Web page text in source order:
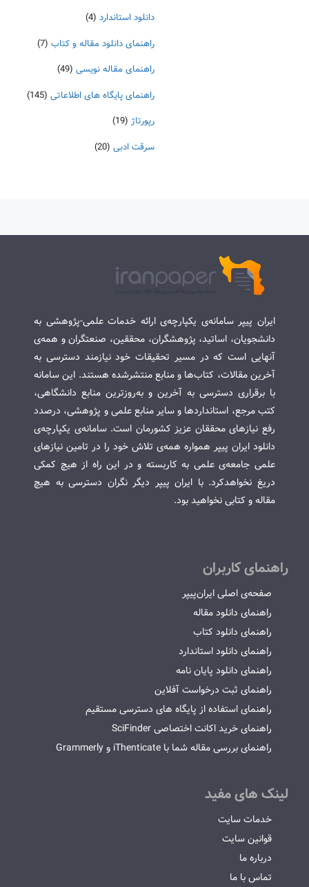
دانلود استاندارد (4)
راهنمای دانلود مقاله و کتاب (7)
راهنمای مقاله نویسی (49)
راهنمای پایگاه های اطلاعاتی (145)
رپورتاژ (19)
سرقت ادبی (20)
ایران پیپر سامانه‌ی یکپارچه‌ی ارائه خدمات علمی-پژوهشی به
دانشجویان، اساتید، پژوهشگران، محققین، صنعتگران و همه‌ی
آنهایی است که در مسیر تحقیقات خود نیازمند دسترسی به
آخرین مقالات، کتاب‌ها و منابع منتشرشده هستند. این سامانه
با برقراری دسترسی به آخرین و به‌روزترین منابع دانشگاهی،
کتب مرجع، استانداردها و سایر منابع علمی و پژوهشی، درصدد
رفع نیازهای محققان عزیز کشورمان است. سامانه‌ی یکپارچه‌ی
دانلود ایران پیپر همواره همه‌ی تلاش خود را در تامین نیازهای
علمی جامعه‌ی علمی به کاربسته و در این راه از هیچ کمکی
دریغ نخواهدکرد. با ایران پیپر دیگر نگران دسترسی به هیچ
مقاله و کتابی نخواهید بود.
راهنمای کاربران
صفحه‌ی اصلی ایران‌پیپر
راهنمای دانلود مقاله
راهنمای دانلود کتاب
راهنمای دانلود استاندارد
راهنمای دانلود پایان نامه
راهنمای ثبت درخواست آفلاین
راهنمای استفاده از پایگاه های دسترسی مستقیم
راهنمای خرید اکانت اختصاصی SciFinder
راهنمای بررسی مقاله شما با iThenticate و Grammerly
لینک های مفید
خدمات سایت
قوانین سایت
درباره ما
تماس با ما